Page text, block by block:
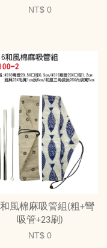
NT$ 0
風棉麻吸管組(粗+彎
吸管+23刷)
NT$ 0